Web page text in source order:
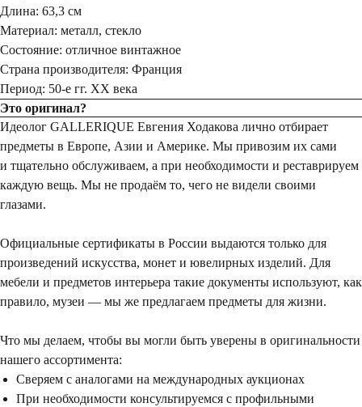
Длина: 63,3 см
Материал: металл, стекло
Состояние: отличное винтажное
Страна производителя: Франция
Период: 50-е гг. XX века
Это оригинал?
Идеолог GALLERIQUE Евгения Ходакова лично отбирает
предметы в Европе, Азии и Америке. Мы привозим их сами
и тщательно обслуживаем, а при необходимости и реставрируем
каждую вещь. Мы не продаём то, чего не видели своими
глазами.
Официальные сертификаты в России выдаются только для
произведений искусства, монет и ювелирных изделий. Для
мебели и предметов интерьера такие документы используют, как
правило, музеи — мы же предлагаем предметы для жизни.
Что мы делаем, чтобы вы могли быть уверены в оригинальности
нашего ассортимента:
Сверяем с аналогами на международных аукционах
При необходимости консультируемся с профильными